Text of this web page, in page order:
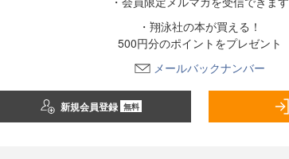
・翔泳社の本が買える！
500円分のポイントをプレゼント
メールバックナンバー
新規会員登録 無料